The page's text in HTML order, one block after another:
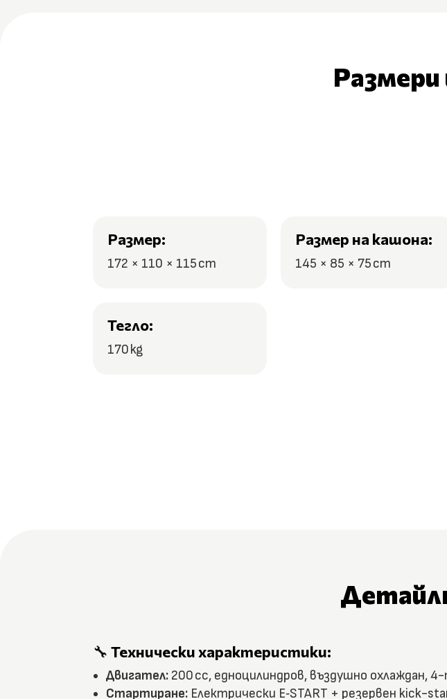
Размери
Размер:
172 × 110 × 115 cm
Размер на кашона:
145 × 85 × 75 cm
Тегло:
170 kg
🔧Технически характеристики:
Двигател: 200 cc, едноцилиндров, въздушно охлаждан,
Стартиране: Електрически E‑START + резервен kick-